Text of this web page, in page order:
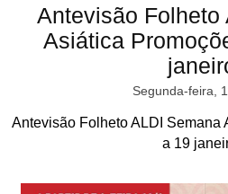
Antevisão Folheto
Asiática
Segunda-feira,
Antevisão Folheto ALDI Semana
a 19